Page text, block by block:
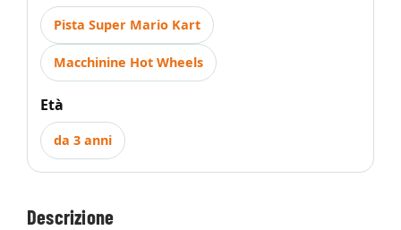
Pista Super Mario Kart
Macchinine Hot Wheels
Età
da 3 anni
Descrizione